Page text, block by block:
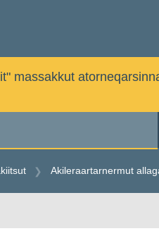
massakkut
Akileraartarnermut